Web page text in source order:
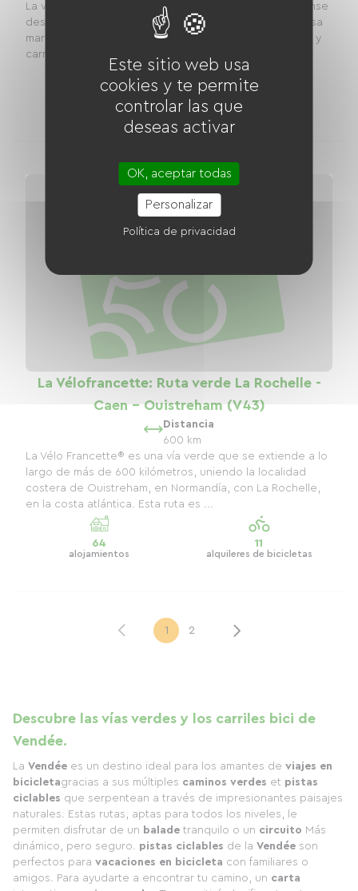
La vía verde atraviesa la Île d'Yeu desde la playa de Anse
des Vieilles hasta Port Joinville. Aquí, el ciclismo y la brisa
marina se combinan a la perfección; 5 km de vía verde y
carriles bici, además...
2
alojamientos
La Vélofrancette: Ruta verde La Rochelle -
Caen - Ouistreham (V43)
Distancia
600 km
La Vélo Francette® es una vía verde que se extiende a lo
largo de más de 600 kilómetros, uniendo la localidad
costera de Ouistreham, en Normandía, con La Rochelle,
en la costa atlántica. Esta ruta es ...
64
alojamientos
11
alquileres de bicicletas
1 2
Descubre las vías verdes y los carriles bici de
Vendée.
La Vendée es un destino ideal para los amantes de viajes en
bicicletagracias a sus múltiples caminos verdes et pistas
ciclables que serpentean a través de impresionantes paisajes
naturales. Estas rutas, aptas para todos los niveles, le
permiten disfrutar de un balade tranquilo o un circuito Más
dinámico, pero seguro. pistas ciclables de la Vendée son
perfectos para vacaciones en bicicleta con familiares o
amigos. Para ayudarte a encontrar tu camino, un carta
Este sitio web usa
cookies y te permite
controlar las que
deseas activar
OK, aceptar todas
Personalizar
Política de privacidad